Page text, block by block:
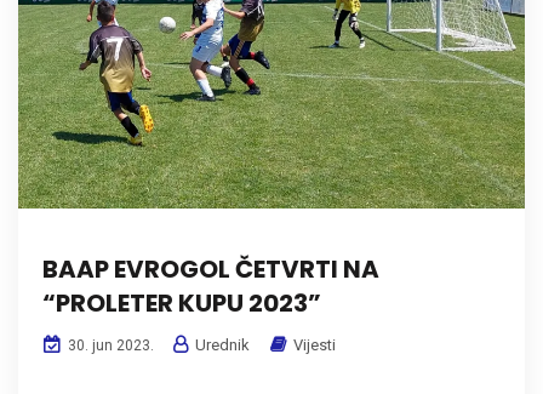
BAAP EVROGOL ČETVRTI NA
“PROLETER KUPU 2023”
30. jun 2023. Urednik Vijesti